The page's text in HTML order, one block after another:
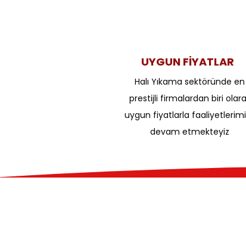
UYGUN FİYATLAR
Halı Yıkama sektöründe en
prestijli firmalardan biri
uygun fiyatlarla
devam etmekteyiz